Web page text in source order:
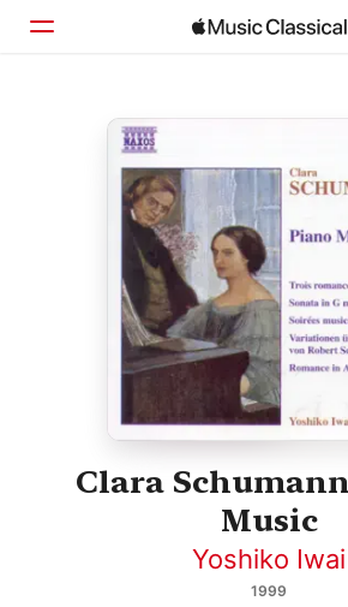
Accueil
Parcourir
Rechercher
Clara
Music
Yoshiko Iwai
1999